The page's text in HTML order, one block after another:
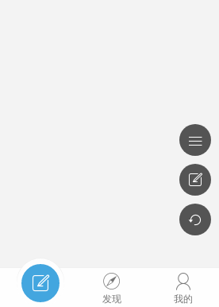



 
发现

我的